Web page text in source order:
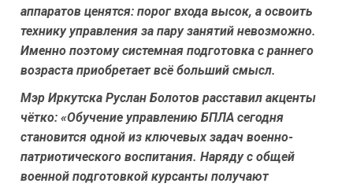
аппаратов ценятся: порог входа высок, а освоить
технику управления за пару занятий невозможно.
Именно поэтому системная подготовка с раннего
возраста приобретает всё больший смысл.
Мэр Иркутска Руслан Болотов расставил акценты
чётко: «Обучение управлению БПЛА сегодня
становится одной из ключевых задач военно-
патриотического воспитания. Наряду с общей
военной подготовкой курсанты получают